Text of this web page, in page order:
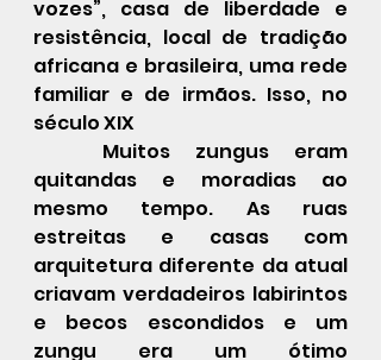
vozes”, casa de liberdade e
resistência, local de tradição
africana e brasileira, uma rede
familiar e de irmãos. Isso, no
século XIX
Muitos zungus eram
quitandas e moradias ao
mesmo tempo. As ruas
estreitas e casas com
arquitetura diferente da atual
criavam verdadeiros labirintos
e becos escondidos e um
zungu era um ótimo